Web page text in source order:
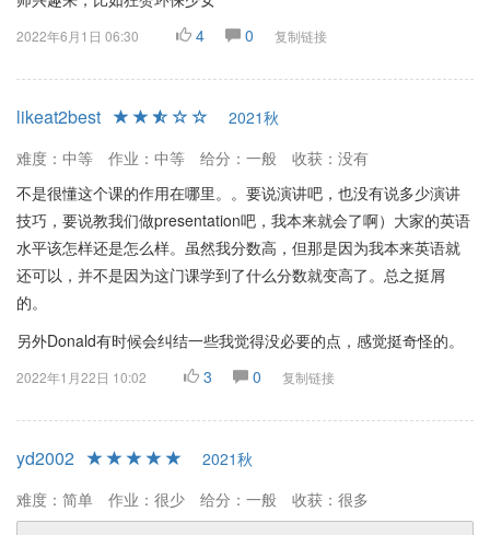
2022年6月1日 06:30 4 0 复制链接
likeat2best
2021秋
难度：中等
作业：中等 给分：一般
收获：没有
不是很懂这个课的作用在哪里。。要说演讲吧，也没有说多少演讲
技巧，要说教我们做presentation吧，我本来就会了啊）大家的英语
水平该怎样还是怎么样。虽然我分数高，但那是因为我本来英语就
还可以，并不是因为这门课学到了什么分数就变高了。总之挺屑
的。
另外Donald有时候会纠结一些我觉得没必要的点，感觉挺奇怪的。
2022年1月22日 10:02 3 0 复制链接
yd2002
2021秋
难度：简单
作业：很少 给分：一般 收获：很多